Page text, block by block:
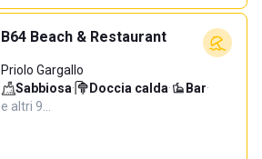
B64 Beach & Restaurant
Priolo Gargallo
Sabbiosa· Doccia calda· Bar·
e altri 9…